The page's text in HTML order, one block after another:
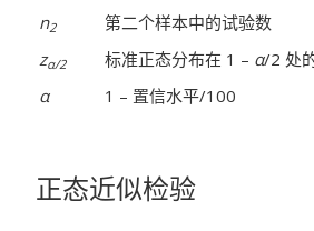
n2
第二个样本中的试验数
zα/2 标准正态分布在 1 – α/2 处
α
1 – 置信水平/100
正态近似检验